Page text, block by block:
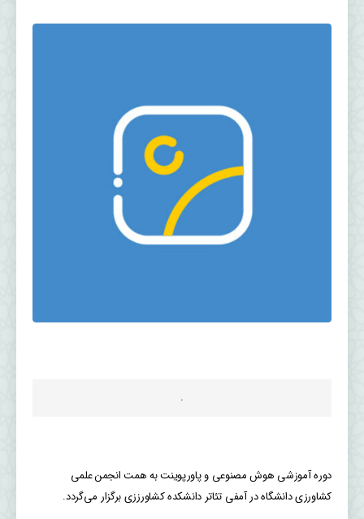
.
دوره آموزشی هوش مصنوعی و پاورپوینت به همت انجمن علمی
کشاورزی دانشگاه در آمفی تئاتر دانشکده کشاورززی برگزار می‌گردد.